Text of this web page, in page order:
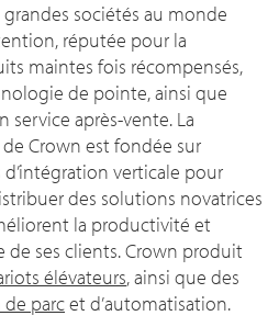
grandes sociétés au monde
réputée pour la
maintes fois récompensés,
de pointe, ainsi que
service après-vente. La
Crown est fondée sur
verticale pour
des solutions novatrices
la productivité et
de ses clients. Crown produit
élévateurs, ainsi que des
parcet d’automatisation.